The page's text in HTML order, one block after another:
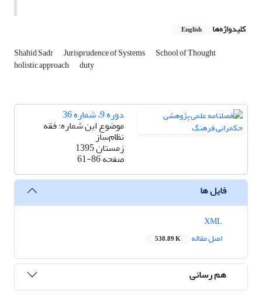
کلیدواژه‌ها English
Shahid Sadr Jurisprudence of Systems School of Thought
holistic approach duty
دوره 9، شماره 36
موضوع این شماره: فقه
نظام‌ساز
زمستان 1395
صفحه61-86
فایل ها
اصل مقاله
538.89 K
هم رسانی